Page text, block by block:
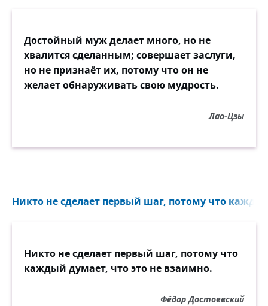
Достойный муж делает много, но не
хвалится сделанным; совершает заслуги,
но не признаёт их, потому что он не
желает обнаруживать свою мудрость.
Лао-Цзы
Никто не сделает первый шаг, потому что
Никто не сделает первый шаг, потому что
каждый думает, что это не взаимно.
Фёдор Достоевский